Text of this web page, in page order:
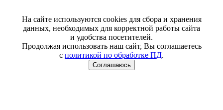
На сайте используются cookies для сбора и хранения
данных, необходимых для корректной работы сайта
и удобства посетителей.
Продолжая использовать наш сайт, Вы соглашаетесь
с политикой по обработке ПД.
Соглашаюсь